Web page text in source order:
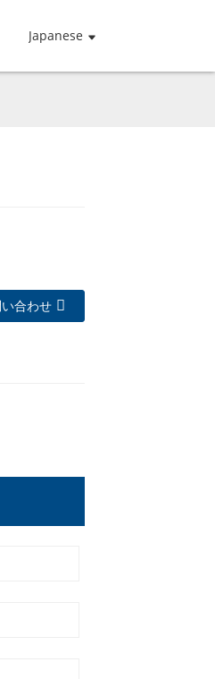
Japanese
合わせ